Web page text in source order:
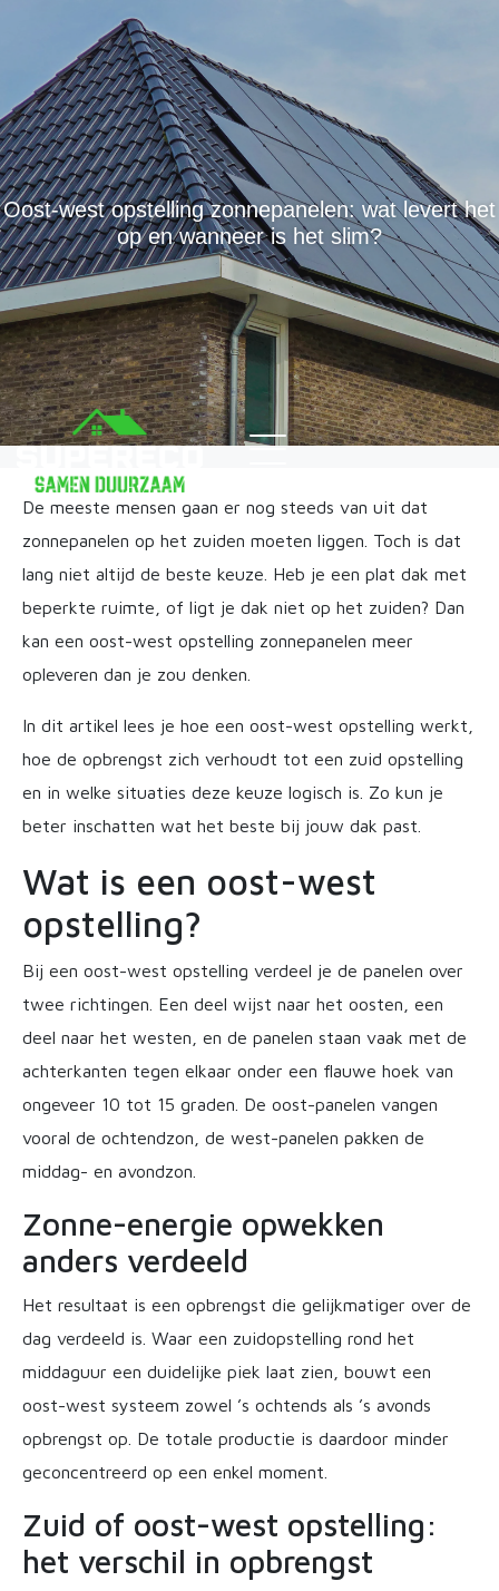
Oost-west opstelling zonnepanelen: wat levert het
op en wanneer is het slim?
De meeste mensen gaan er nog steeds van uit dat
zonnepanelen op het zuiden moeten liggen. Toch is dat
lang niet altijd de beste keuze. Heb je een plat dak met
beperkte ruimte, of ligt je dak niet op het zuiden? Dan
kan een oost-west opstelling zonnepanelen meer
opleveren dan je zou denken.
In dit artikel lees je hoe een oost-west opstelling werkt,
hoe de opbrengst zich verhoudt tot een zuid opstelling
en in welke situaties deze keuze logisch is. Zo kun je
beter inschatten wat het beste bij jouw dak past.
Wat is een oost-west
opstelling?
Bij een oost-west opstelling verdeel je de panelen over
twee richtingen. Een deel wijst naar het oosten, een
deel naar het westen, en de panelen staan vaak met de
achterkanten tegen elkaar onder een flauwe hoek van
ongeveer 10 tot 15 graden. De oost-panelen vangen
vooral de ochtendzon, de west-panelen pakken de
middag- en avondzon.
Zonne-energie opwekken
anders verdeeld
Het resultaat is een opbrengst die gelijkmatiger over de
dag verdeeld is. Waar een zuidopstelling rond het
middaguur een duidelijke piek laat zien, bouwt een
oost-west systeem zowel ’s ochtends als ’s avonds
opbrengst op. De totale productie is daardoor minder
geconcentreerd op een enkel moment.
Zuid of oost-west opstelling:
het verschil in opbrengst